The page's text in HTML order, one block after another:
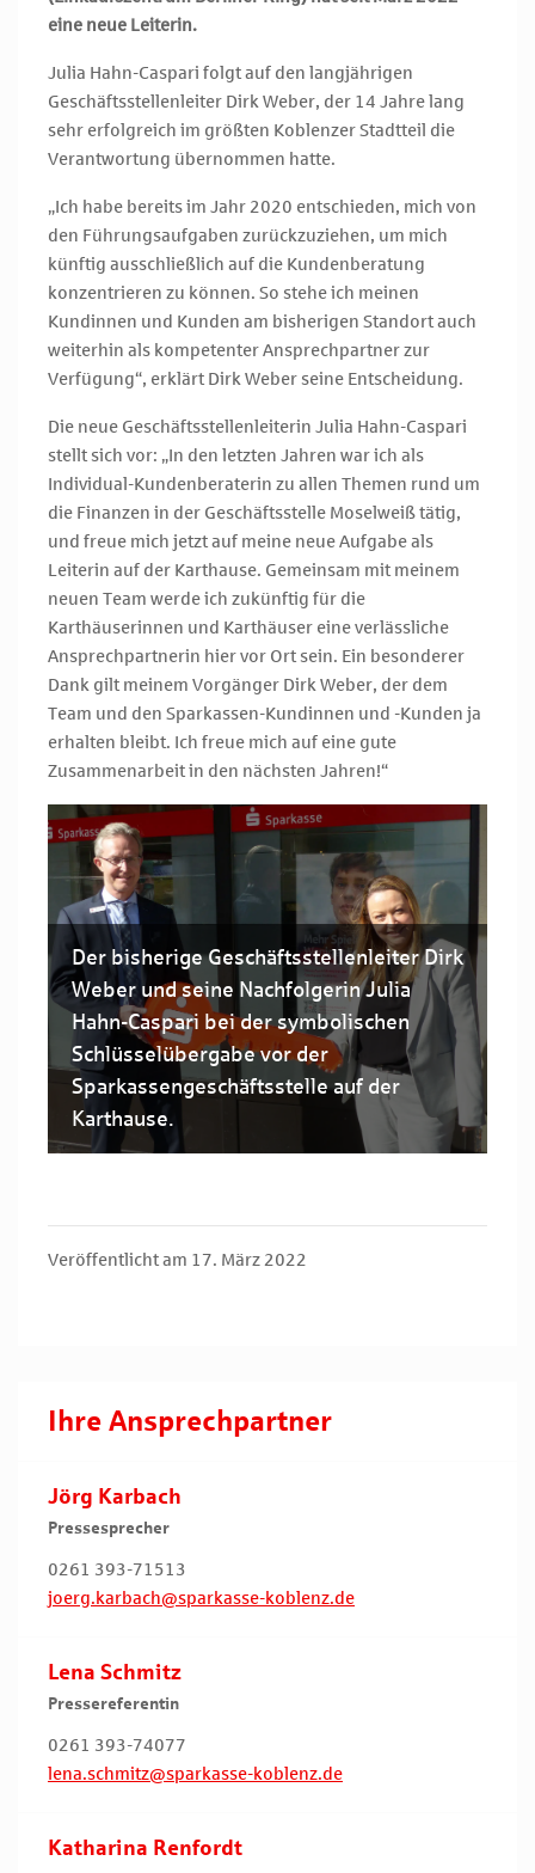
eine neue Leiterin.
Julia Hahn-Caspari folgt auf den langjährigen
Geschäftsstellenleiter Dirk Weber, der 14 Jahre lang
sehr erfolgreich im größten Koblenzer Stadtteil die
Verantwortung übernommen hatte.
„Ich habe bereits im Jahr 2020 entschieden, mich von
den Führungsaufgaben zurückzuziehen, um mich
künftig ausschließlich auf die Kundenberatung
konzentrieren zu können. So stehe ich meinen
Kundinnen und Kunden am bisherigen Standort auch
weiterhin als kompetenter Ansprechpartner zur
Verfügung“, erklärt Dirk Weber seine Entscheidung.
Die neue Geschäftsstellenleiterin Julia Hahn-Caspari
stellt sich vor: „In den letzten Jahren war ich als
Individual-Kundenberaterin zu allen Themen rund um
die Finanzen in der Geschäftsstelle Moselweiß tätig,
und freue mich jetzt auf meine neue Aufgabe als
Leiterin auf der Karthause. Gemeinsam mit meinem
neuen Team werde ich zukünftig für die
Karthäuserinnen und Karthäuser eine verlässliche
Ansprechpartnerin hier vor Ort sein. Ein besonderer
Dank gilt meinem Vorgänger Dirk Weber, der dem
Team und den Sparkassen-Kundinnen und -Kunden ja
erhalten bleibt. Ich freue mich auf eine gute
Zusammenarbeit in den nächsten Jahren!“
Der bisherige Geschäftsstellenleiter Dirk
Weber und seine Nachfolgerin Julia
Hahn-Caspari bei der symbolischen
Schlüsselübergabe vor der
Sparkassengeschäftsstelle auf der
Karthause.
Veröffentlicht am 17. März 2022
Ihre Ansprechpartner
Jörg Karbach
Pressesprecher
0261 393-71513
joerg.karbach@sparkasse-koblenz.de
Lena Schmitz
Pressereferentin
0261 393-74077
lena.schmitz@sparkasse-koblenz.de
Katharina Renfordt